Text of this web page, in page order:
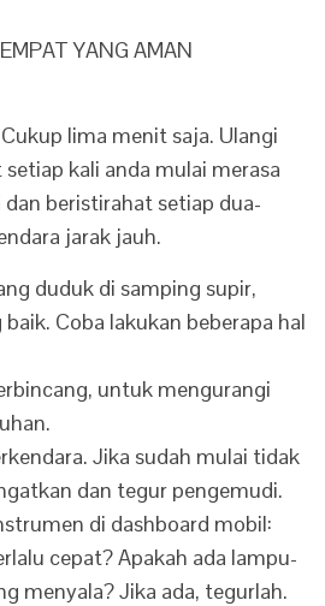
YANG AMAN
lima menit saja. Ulangi
kali anda mulai merasa
beristirahat setiap dua-
jarak jauh.
duduk di samping supir,
Coba lakukan beberapa hal
untuk mengurangi
Jika sudah mulai tidak
dan tegur pengemudi.
di dashboard mobil:
cepat? Apakah ada lampu-
menyala? Jika ada, tegurlah.